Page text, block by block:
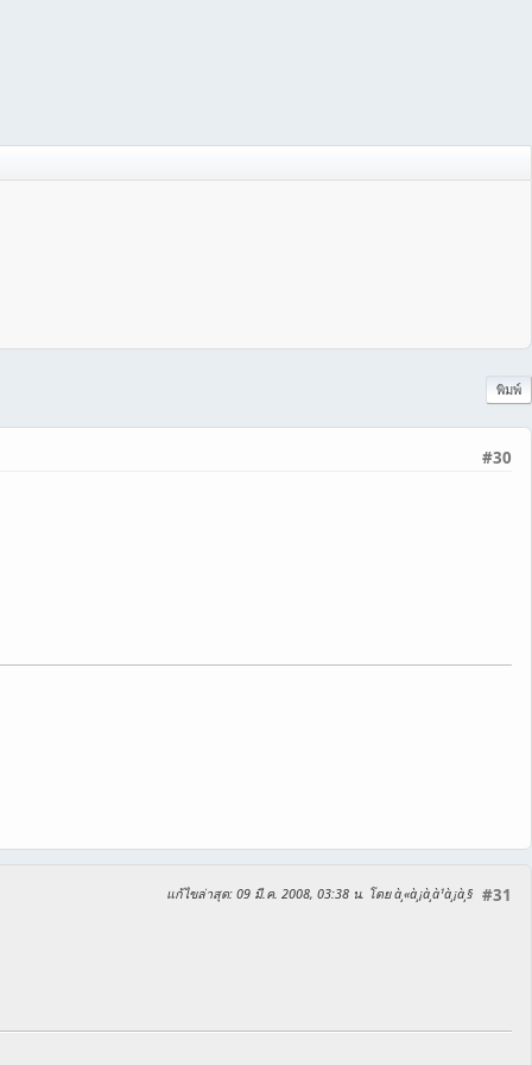
พิมพ์
#30
#31
แก้ไขล่าสุด: 09 มี.ค. 2008, 03:38 น. โดย à¸«à¸¡à¸­à¹à¸¡à¸§